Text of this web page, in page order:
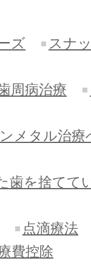
ズ
スナ
周病治療
メタル治
歯を捨てて
点滴療法
費控除